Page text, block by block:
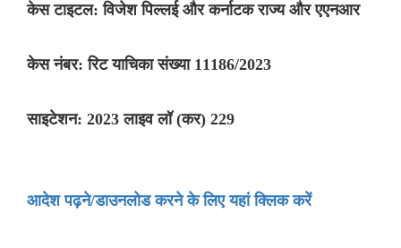
केस टाइटल: विजेश पिल्लई और कर्नाटक राज्य और एएनआर
केस नंबर: रिट याचिका संख्या 11186/2023
साइटेशन: 2023 लाइव लॉ (कर) 229
आदेश पढ़ने/डाउनलोड करने के लिए यहां क्लिक करें